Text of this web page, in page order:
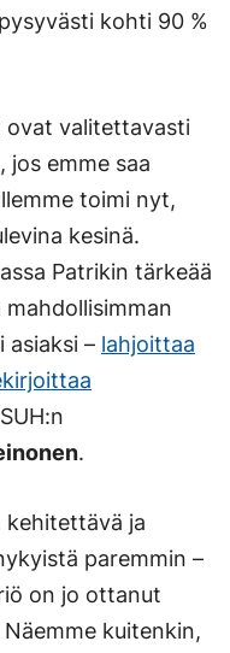
kohti 90 %
ovat valitettavasti
jos emme saa
toimi nyt,
kesinä.
Patrikin tärkeää
asiaksi – lahjoittaa
.
kehitettävä ja
paremmin –
on jo ottanut
kuitenkin,